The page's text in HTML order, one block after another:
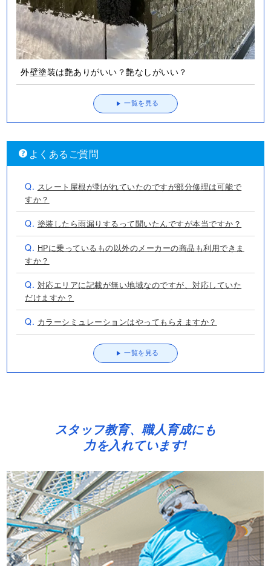
外壁塗装は艶ありがいい？艶なしがいい？
一覧を見る
よくあるご質問
Q. スレート屋根が剥がれていたのですが部分修理は可能で
すか？
Q. 塗装したら雨漏りするって聞いたんですが本当ですか？
Q. HPに乗っているもの以外のメーカーの商品も利用できま
すか？
Q. 対応エリアに記載が無い地域なのですが、対応していた
だけますか？
Q. カラーシミュレーションはやってもらえますか？
一覧を見る
スタッフ教育、職人育成にも
力を入れています!